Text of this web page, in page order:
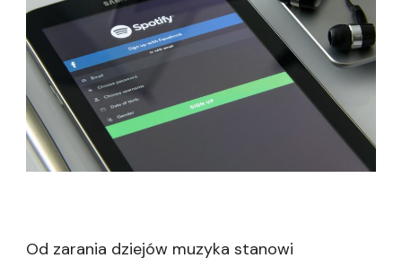
Od zarania dziejów muzyka stanowi